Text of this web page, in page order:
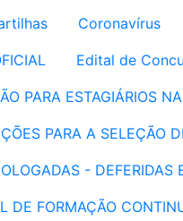
Coronavírus
Edital de
PARA ESTAGIÁRIOS
PARA A SELEÇÃO
- DEFERIDAS
DE FORMAÇÃO